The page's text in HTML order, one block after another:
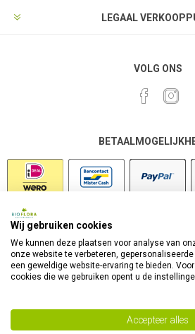
LEGAAL
VOLG ONS
Wij gebruiken cookies
We kunnen deze plaatsen voor analyse van
onze website te verbeteren,
een geweldige website-ervaring te bieden.
cookies die we gebruiken opent u de
Accepteer alles